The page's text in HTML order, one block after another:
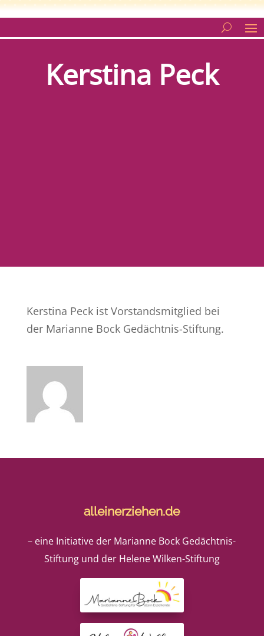
Kerstina Peck
Kerstina Peck ist Vorstandsmitglied bei
der Marianne Bock Gedächtnis-Stiftung.
alleinerziehen.de
– eine Initiative der Marianne Bock Gedächtnis-
Stiftung und der Helene Wilken-Stiftung